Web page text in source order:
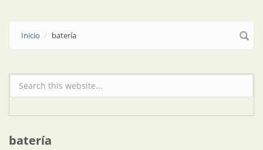
Inicio batería
Formulario de búsqueda
batería